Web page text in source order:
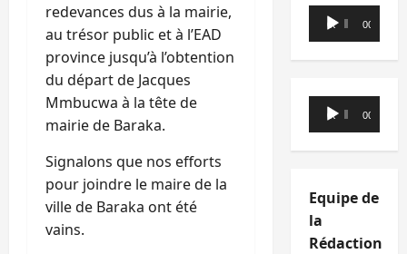
redevances dus à la mairie,
au trésor public et à l’EAD
province jusqu’à l’obtention
du départ de Jacques
Mmbucwa à la tête de
mairie de Baraka.
Signalons que nos efforts
pour joindre le maire de la
ville de Baraka ont été
vains.
Lecteur
audio
00:00 00:00
Lecteur
audio
00:00 00:00
Equipe de
la
Rédaction